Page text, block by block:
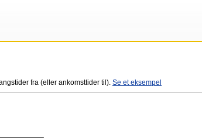
fra (eller ankomsttider til). Se et eksempel